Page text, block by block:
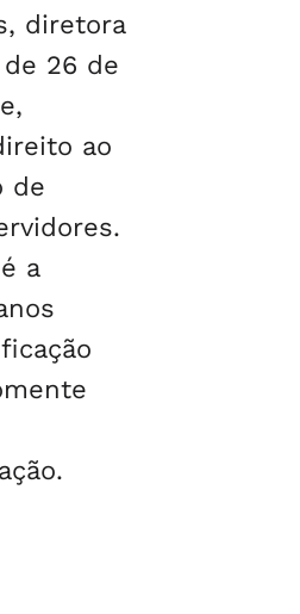
diretora
26 de
ao
de
a